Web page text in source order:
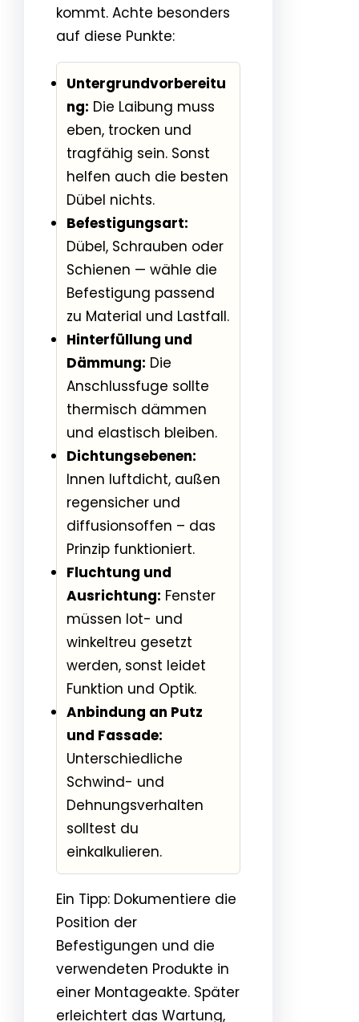
kommt. Achte besonders
auf diese Punkte:
Untergrundvorbereitu
ng: Die Laibung muss
eben, trocken und
tragfähig sein. Sonst
helfen auch die besten
Dübel nichts.
Befestigungsart:
Dübel, Schrauben oder
Schienen — wähle die
Befestigung passend
zu Material und Lastfall.
Hinterfüllung und
Dämmung: Die
Anschlussfuge sollte
thermisch dämmen
und elastisch bleiben.
Dichtungsebenen:
Innen luftdicht, außen
regensicher und
diffusionsoffen – das
Prinzip funktioniert.
Fluchtung und
Ausrichtung: Fenster
müssen lot- und
winkeltreu gesetzt
werden, sonst leidet
Funktion und Optik.
Anbindung an Putz
und Fassade:
Unterschiedliche
Schwind- und
Dehnungsverhalten
solltest du
einkalkulieren.
Ein Tipp: Dokumentiere die
Position der
Befestigungen und die
verwendeten Produkte in
einer Montageakte. Später
erleichtert das Wartung,